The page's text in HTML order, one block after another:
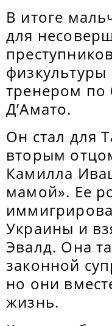
В итоге
для
тренером по
Д’Амато.
Он стал для
вторым
Камилла
мамой». Ее
Украины и
Эвалд. Она
законной
но они
жизнь.